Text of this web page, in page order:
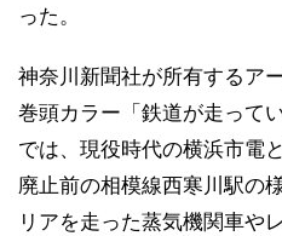
った。
神奈川新聞社が所有するア
巻頭カラー「鉄道が走って
では、現役時代の横浜市電
廃止前の相模線西寒川駅の
リアを走った蒸気機関車や